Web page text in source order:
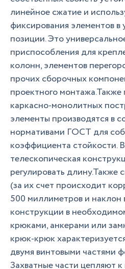
линейное сжатие и
фиксирования элементов в
позиции. Это
приспособления для
колонн, элементов
прочих сборочных
проектного монтажа.Также
каркасно-монолитных
элементы производятся в
нормативами ГОСТ для
коэффициента стойкости.
телескопическая
регулировать
(за их счет происходит
500 миллиметров и наклон
конструкции в
крюками, анкерами или
крюк-крюк
двумя винтовыми частями
Захватные части цепляют